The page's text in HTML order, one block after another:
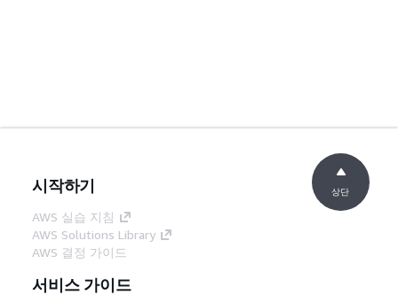
시작하기
AWS 실습 지침
AWS Solutions Library
AWS 결정 가이드
서비스 가이드
상단